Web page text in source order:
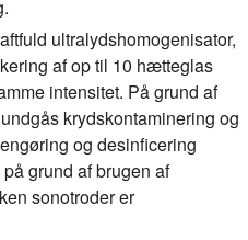
ultralydshomogenisator,
af op til 10 hætteglas
intensitet. På grund af
krydskontaminering og
og desinficering
grund af brugen af
sonotroder er